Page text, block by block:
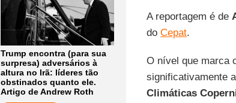
Trump encontra (para sua
surpresa) adversários à
altura no Irã: líderes tão
obstinados quanto ele.
Artigo de Andrew Roth
A reportagem é de
do Cepat.
O nível que marca
significativamente
Climáticas